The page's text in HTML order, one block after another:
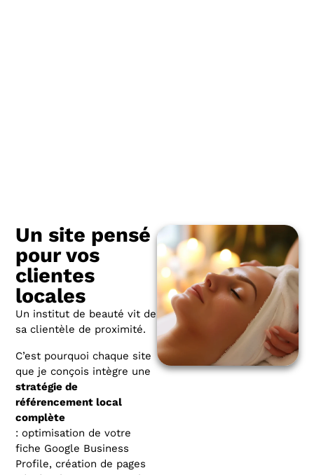
Un site pensé
pour vos
clientes
locales
Un institut de beauté vit de
sa clientèle de proximité.
C’est pourquoi chaque site
que je conçois intègre une
stratégie de
référencement local
complète
: optimisation de votre
fiche Google Business
Profile, création de pages